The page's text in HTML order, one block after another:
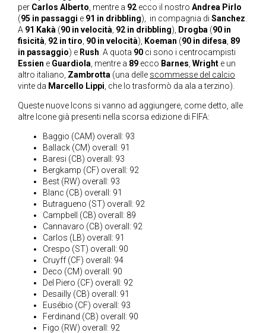
per Carlos Alberto , mentre a 92 ecco il nostro Andrea Pirlo
(95 in passaggi e 91 in dribbling), in compagnia di Sanchez
A 91 Kakà (90 in velocità 92 in dribbling), Drogba (90 in
fisicità 92 in tiro 90 in velocità), Koeman (90 in difesa 89
in passaggio) e Rush . A quota 90 ci sono i centrocampisti
Essien e Guardiola , mentre a 89 ecco Barnes Wright e un
altro italiano, Zambrotta (una delle scommesse del calcio
vinte da Marcello Lippi , che lo trasformò da ala a terzino).
Queste nuove Icons si vanno ad aggiungere, come detto, alle
altre Icone già presenti nella scorsa edizione di FIFA:
Baggio (CAM) overall: 93
Ballack (CM) overall: 91
Baresi (CB) overall: 93
Bergkamp (CF) overall: 92
Best (RW) overall: 93
Blanc (CB) overall: 91
Butragueno (ST) overall: 92
Campbell (CB) overall: 89
Cannavaro (CB) overall: 92
Carlos (LB) overall: 91
Crespo (ST) overall: 90
Cruyff (CF) overall: 94
Deco (CM) overall: 90
Del Piero (CF) overall: 92
Desailly (CB) overall: 91
Eusébio (CF) overall: 93
Ferdinand (CB) overall: 90
Figo (RW) overall: 92